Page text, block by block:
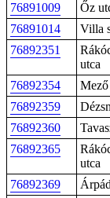
76891009
Őz
76891014
Villa
76892351
utca
76892354 Mező
76892359
76892360
76892365
utca
76892369